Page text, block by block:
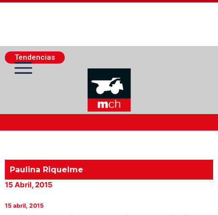
Tendencias
Actualidad Minera
Minería Superficie
Minerí­a Subterránea
Paulina Riquelme
15 Abril, 2015
15 abril, 2015